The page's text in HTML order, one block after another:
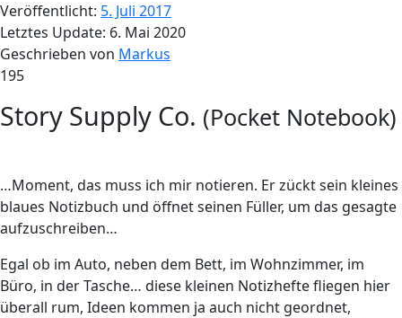
Veröffentlicht: 5. Juli 2017
Letztes Update: 6. Mai 2020
Geschrieben von Markus
195
Story Supply Co. (Pocket Notebook)
…Moment, das muss ich mir notieren. Er zückt sein kleines
blaues Notizbuch und öffnet seinen Füller, um das gesagte
aufzuschreiben…
Egal ob im Auto, neben dem Bett, im Wohnzimmer, im
Büro, in der Tasche… diese kleinen Notizhefte fliegen hier
überall rum, Ideen kommen ja auch nicht geordnet,